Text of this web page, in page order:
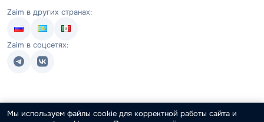
Zaim в других странах:
Zaim в соцсетях:
Мы используем файлы cookie для корректной работы сайта и